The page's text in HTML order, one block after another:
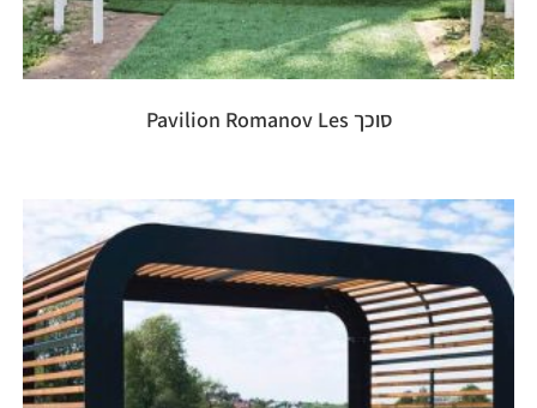
סוכך Pavilion Romanov Les